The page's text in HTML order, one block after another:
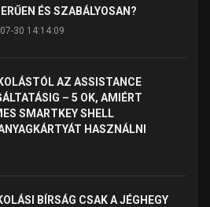
ÉS SZABÁLYOSAN?
30 14:14:09
AZ ASSISTANCE
– 5 OK, AMIÉRT
SMARTKEY SHELL
HASZNÁLNI
BÍRSÁG CSAK A JÉGHEGY